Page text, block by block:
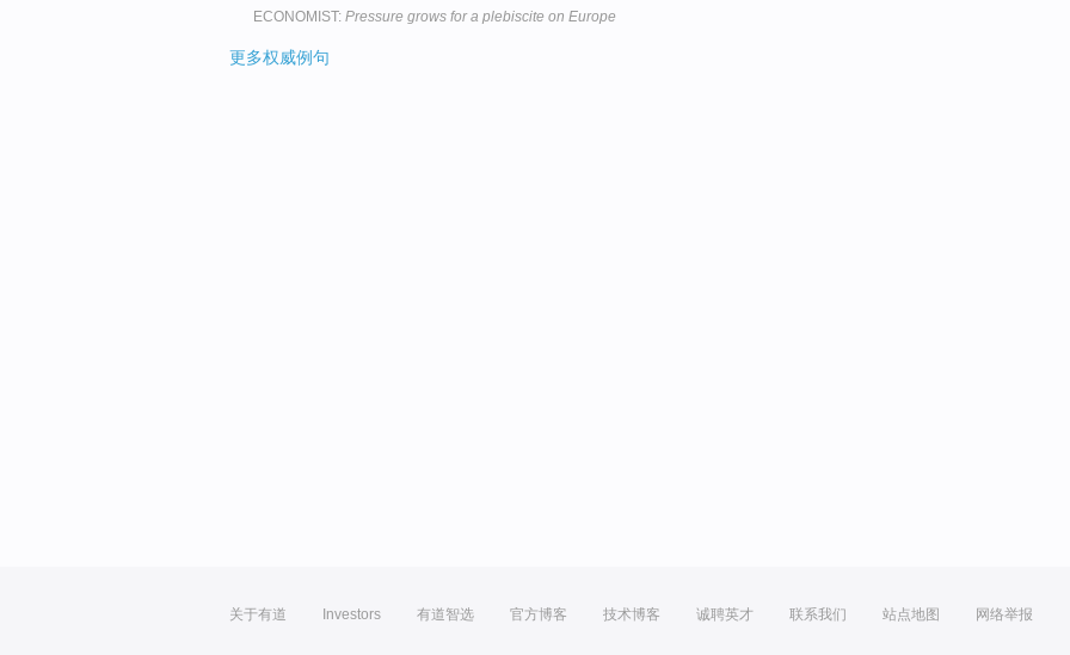
ECONOMIST: Pressure grows for a plebiscite on Europe
更多权威例句
关于有道 Investors 有道智选 官方博客 技术博客 诚聘英才 联系我们 站点地图 网络举报